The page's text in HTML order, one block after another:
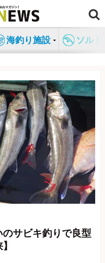
海釣り施設 ソル
のサビキ釣りで良型